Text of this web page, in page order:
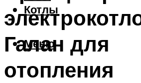
Котлы
Меню
Галан для
отопления